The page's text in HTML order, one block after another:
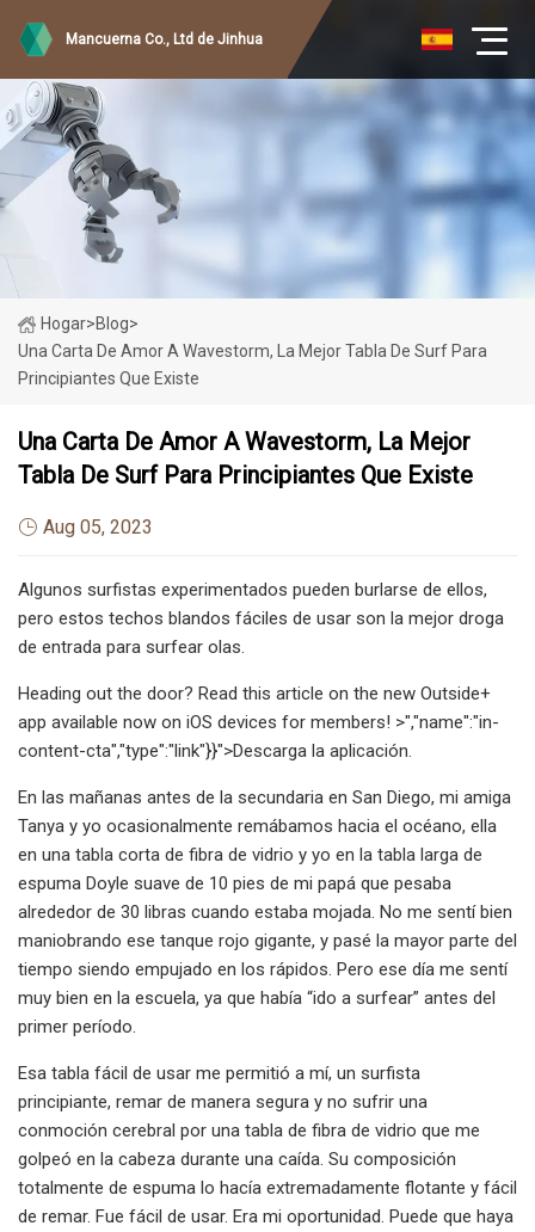
Mancuerna Co., Ltd de Jinhua
Hogar>Blog>
Una Carta De Amor A Wavestorm, La Mejor Tabla De Surf Para
Principiantes Que Existe
Una Carta De Amor A Wavestorm, La Mejor
Tabla De Surf Para Principiantes Que Existe
Aug 05, 2023
Algunos surfistas experimentados pueden burlarse de ellos,
pero estos techos blandos fáciles de usar son la mejor droga
de entrada para surfear olas.
Heading out the door? Read this article on the new Outside+
app available now on iOS devices for members! >","name":"in-
content-cta","type":"link"}}">Descarga la aplicación.
En las mañanas antes de la secundaria en San Diego, mi amiga
Tanya y yo ocasionalmente remábamos hacia el océano, ella
en una tabla corta de fibra de vidrio y yo en la tabla larga de
espuma Doyle suave de 10 pies de mi papá que pesaba
alrededor de 30 libras cuando estaba mojada. No me sentí bien
maniobrando ese tanque rojo gigante, y pasé la mayor parte del
tiempo siendo empujado en los rápidos. Pero ese día me sentí
muy bien en la escuela, ya que había “ido a surfear” antes del
primer período.
Esa tabla fácil de usar me permitió a mí, un surfista
principiante, remar de manera segura y no sufrir una
conmoción cerebral por una tabla de fibra de vidrio que me
golpeó en la cabeza durante una caída. Su composición
totalmente de espuma lo hacía extremadamente flotante y fácil
de remar. Fue fácil de usar. Era mi oportunidad. Puede que haya